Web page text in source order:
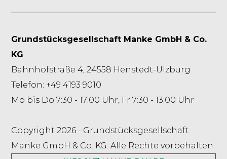
Grundstücksgesellschaft Manke GmbH & Co.
KG
Bahnhofstraße 4, 24558 Henstedt-Ulzburg
Telefon: +49 4193 9010
Mo bis Do 7:30 - 17:00 Uhr, Fr 7:30 - 13:00 Uhr
Copyright 2026 - Grundstücksgesellschaft
Manke GmbH & Co. KG. Alle Rechte vorbehalten.